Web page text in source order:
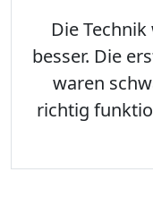
Die
besser. Die
waren
richtig